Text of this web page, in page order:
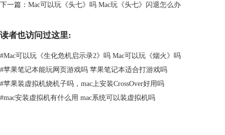
图2：搜索、安装Steam
3、登录Steam账号，点击左下角的添加游戏”，使用购买的CDkey激活码
兑换游戏。
下一篇： Mac可以玩《头七》吗 Mac玩《头七》闪退怎么办
读者也访问过这里:
#Mac可以玩《生化危机启示录2》吗 Mac可以玩《烟火》吗
#苹果笔记本能玩网页游戏吗 苹果笔记本适合打游戏吗
#苹果装虚拟机烧机子吗，mac上安装CrossOver好用吗
#mac安装虚拟机有什么用 mac系统可以装虚拟机吗